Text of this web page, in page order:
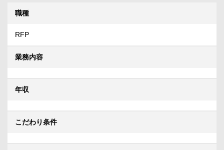
職種
RFP
業務内容
年収
こだわり条件